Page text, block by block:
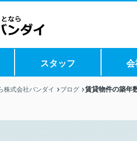
スタッフ 会
株式会社バンダイ ブログ 賃貸物件の築年